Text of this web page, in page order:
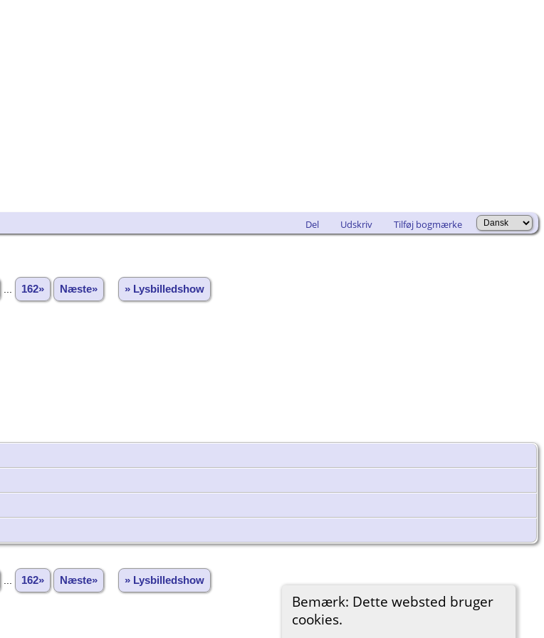
Del Udskriv Tilføj bogmærke
Bemærk: Dette websted bruger
cookies.
162» Næste» » Lysbilledshow
162» Næste» » Lysbilledshow